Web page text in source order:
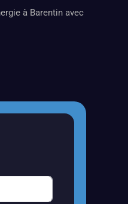
à Barentin avec